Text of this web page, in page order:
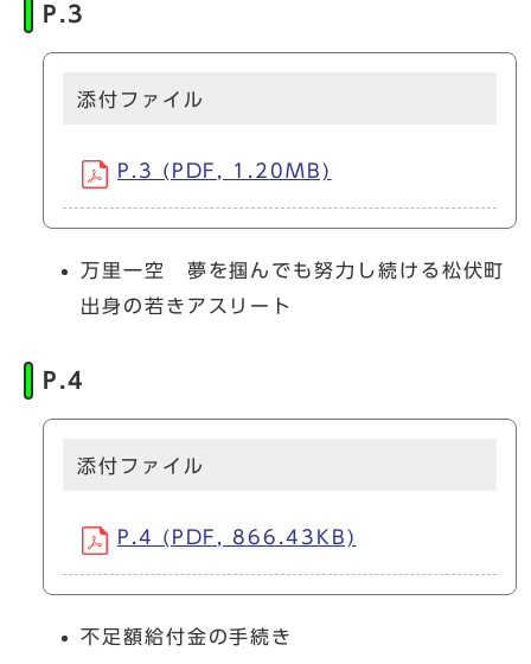
P.3
添付ファイル
P.3 (PDF, 1.20MB)
万里一空 夢を掴んでも努力し続ける松伏町
出身の若きアスリート
P.4
添付ファイル
P.4 (PDF, 866.43KB)
不足額給付金の手続き